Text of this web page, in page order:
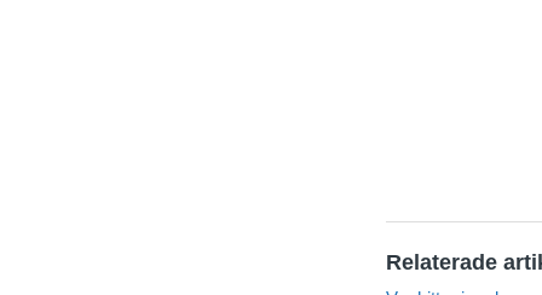
Relaterade